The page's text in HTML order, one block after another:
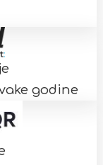
godine